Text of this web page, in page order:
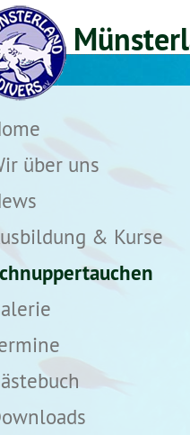
über uns
& Kurse